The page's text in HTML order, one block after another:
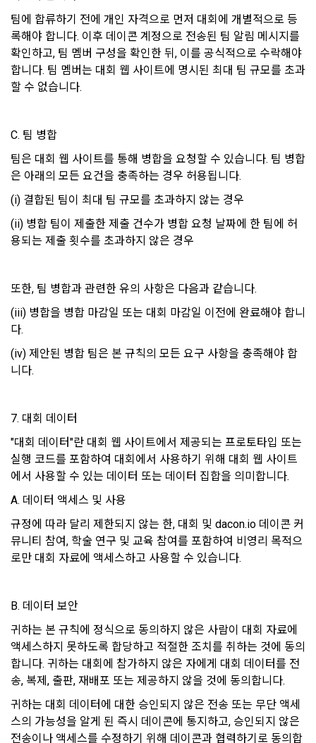
제 8 조 (회원 정보 노출)
1. “회사”는 “인재회원”이 ‘데이콘 인재풀’에 등록 시 제공한 개인
정보는 별도의 가공이나 수정 없이 “기업회원”(채용 의뢰 기업)
에게 제공한다.
며 "회사"는 이들 “기업회원”에게 무료/유료로 이력서 열람 서비
스를 제공할 수 있다.
3. "회사"는 안정적인 서비스를 제공하기 위해 테스트 및 모니터
하도록 할 수 있다.
제 9 조 (구매신청 및 개인정보 제공 동의 등)
여 구매를 신청하며, “회사”는 이용자가 구매 신청을 함에 있어
가. 재화 및 서비스 등의 검색 및 선택
호) 등의 입력
다. 약관 내용, 청약철회권이 제한되는 서비스 등 비용 부담과 관
라. 이 약관에 동의하고 위 다.호의 사항을 확인하거나 거부하는
마. 재화 및 서비스 등의 구매 신청 및 이에 관한 확인 또는 “사이
트”의 확인에 대한 동의
는 경우 1)개인정보를 제공받는 자, 2)개인정보를 제공받는 자
의 개인정보 이용 목적, 3)제공하는 개인정보의 항목, 4)개인정
보를 제공받는 자의 개인정보 보유 및 이용 기간을 구매자에게
3. “사이트”가 제3자에게 구매자의 개인정보를 취급할 수 있도
록 업무를 위탁하는 경우에는 1)개인정보 취급위탁을 받는 자,
2)개인정보 취급위탁을 하는 업무의 내용을 구매자에게 알리고
동의를 받아야 한다. (동의를 받은 사항이 변경되는 경우에도 같
다.) 다만, 서비스 제공에 관한 계약 이행을 위해 필요하고 구매
자의 편의증진과 관련된 경우에는 「정보통신망 이용촉진 및
정보보호 등에 관한 법률」에서 정하고 있는 방법으로 개인정
보 취급방침을 통해 알림으로써 고지 절차와 동의 절차를 거치
지 아니한다.
법령 및 데이콘 이용약관을 위반하는 회원에 대한 이용 제한 조
치, 부정 이용 행위를 포함하여 서비스의 원활한 운영에 지장을
주는 행위에 대한 방지 및 제재, 계정도용 및 부정거래 방지, 약
니다.
유료 서비스 제공에 따르는 본인인증, 구매 및 요금 결제, 상품
이벤트 정보 및 참여기회 제공, 광고성 정보 제공 등 마케팅 및
프로모션 목적으로 개인정보를 이용합니다.
서비스 이용기록과 접속 빈도 분석, 서비스 이용에 대한 통계, 서
비스 분석 및 통계에 따른 맞춤 서비스 제공 및 광고 게재 등에
개인정보를 이용합니다.
보안, 프라이버시, 안전 측면에서 이용자가 안심하고 이용할 수
있는 서비스 이용환경 구축을 위해 개인정보를 이용합니다.
5. 개인정보의 제공 및 처리위탁 및 국외이전
“회사”는 원칙적으로 이용자 동의 없이 개인정보를 외부에 제공
하지 않습니다.
“회사”는 이용자의 사전 동의 없이 개인정보를 외부에 제공하지
않습니다. 단, 이용자가 정당한 대가를 받고 허락을 한 경우, 개
인정보 제공에 직접 동의를 한 경우, 그리고 관련 법령에 의거해
데이콘에 개인정보 제출 의무가 발생한 경우, 이용자의 생명이
나 안전에 급박한 위험이 확인되어 이를 해소하기 위한 경우에
한 범위 내에서 사용하며, 이용자의 사전 동의 없이 동 범위를 초
과하여 이용하지 않습니다.
"회사"는 서비스 향상을 위해서 아래와 같이 개인정보를 위탁하
고 있으며, 관계 법령에 따라 위탁계약 시 개인정보가 안전하게
팀에 합류하기 전에 개인 자격으로 먼저 대회에 개별적으로 등
록해야 합니다. 이후 데이콘 계정으로 전송된 팀 알림 메시지를
확인하고, 팀 멤버 구성을 확인한 뒤, 이를 공식적으로 수락해야
합니다. 팀 멤버는 대회 웹 사이트에 명시된 최대 팀 규모를 초과
할 수 없습니다.
C. 팀 병합
팀은 대회 웹 사이트를 통해 병합을 요청할 수 있습니다. 팀 병합
은 아래의 모든 요건을 충족하는 경우 허용됩니다.
(i) 결합된 팀이 최대 팀 규모를 초과하지 않는 경우
(ii) 병합 팀이 제출한 제출 건수가 병합 요청 날짜에 한 팀에 허
용되는 제출 횟수를 초과하지 않은 경우
또한, 팀 병합과 관련한 유의 사항은 다음과 같습니다.
(iii) 병합을 병합 마감일 또는 대회 마감일 이전에 완료해야 합니
다.
(iv) 제안된 병합 팀은 본 규칙의 모든 요구 사항을 충족해야 합
니다.
7. 대회 데이터
"대회 데이터"란 대회 웹 사이트에서 제공되는 프로토타입 또는
실행 코드를 포함하여 대회에서 사용하기 위해 대회 웹 사이트
에서 사용할 수 있는 데이터 또는 데이터 집합을 의미합니다.
A. 데이터 액세스 및 사용
규정에 따라 달리 제한되지 않는 한, 대회 및 dacon.io 데이콘 커
뮤니티 참여, 학술 연구 및 교육 참여를 포함하여 비영리 목적으
로만 대회 자료에 액세스하고 사용할 수 있습니다.
B. 데이터 보안
귀하는 본 규칙에 정식으로 동의하지 않은 사람이 대회 자료에
액세스하지 못하도록 합당하고 적절한 조치를 취하는 것에 동의
합니다. 귀하는 대회에 참가하지 않은 자에게 대회 데이터를 전
송, 복제, 출판, 재배포 또는 제공하지 않을 것에 동의합니다.
귀하는 대회 데이터에 대한 승인되지 않은 전송 또는 무단 액세
스의 가능성을 알게 된 즉시 데이콘에 통지하고, 승인되지 않은
전송이나 액세스를 수정하기 위해 데이콘과 협력하기로 동의합